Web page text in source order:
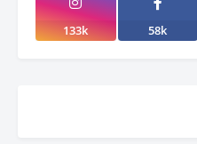
133k 58k